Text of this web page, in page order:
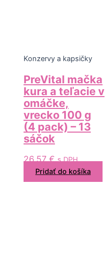
Konzervy a kapsičky
PreVital mačka
kura a teľacie v
omáčke,
vrecko 100 g
(4 pack) – 13
sáčok
26,57€ s DPH
Pridať do košíka